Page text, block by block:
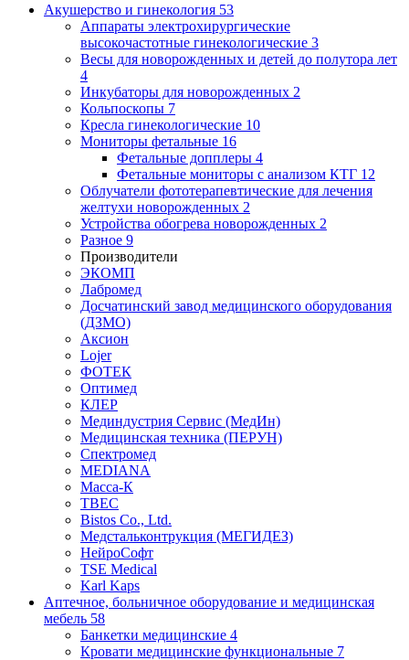
Акушерство и гинекология 53
Аппараты электрохирургические
высокочастотные гинекологические 3
Весы для новорожденных и детей до полутора лет
4
Инкубаторы для новорожденных 2
Кольпоскопы 7
Кресла гинекологические 10
Мониторы фетальные 16
Фетальные допплеры 4
Фетальные мониторы с анализом КТГ 12
Облучатели фототерапевтические для лечения
желтухи новорожденных 2
Устройства обогрева новорожденных 2
Разное 9
Производители
ЭКОМП
Лабромед
Досчатинский завод медицинского оборудования
(ДЗМО)
Аксион
Lojer
ФОТЕК
Оптимед
КЛЕР
Мединдустрия Сервис (МедИн)
Медицинская техника (ПЕРУН)
Спектромед
MEDIANA
Масса-К
ТВЕС
Bistos Co., Ltd.
Медстальконтрукция (МЕГИДЕЗ)
НейроСофт
TSE Medical
Karl Kaps
Аптечное, больничное оборудование и медицинская
мебель 58
Банкетки медицинские 4
Кровати медицинские функциональные 7